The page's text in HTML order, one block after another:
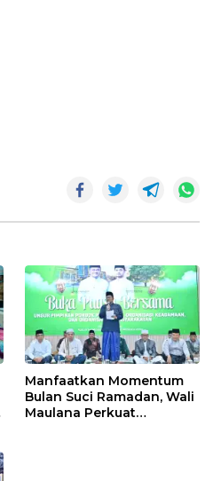
Manfaatkan Momentum
Bulan Suci Ramadan, Wali
Maulana Perkuat